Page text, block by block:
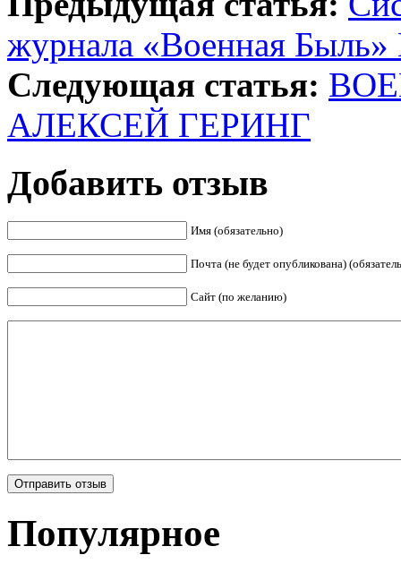
журнала «Военная
Следующая статья:
АЛЕКСЕЙ ГЕРИНГ
Добавить отзыв
Имя (обязательно)
Почта (не будет опубликована)
Сайт (по желанию)
Популярное